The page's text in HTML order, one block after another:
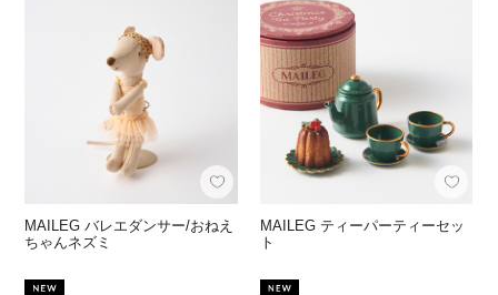
MAILEG バレエダンサー/おねえ
ちゃんネズミ
MAILEG ティーパーティーセッ
ト